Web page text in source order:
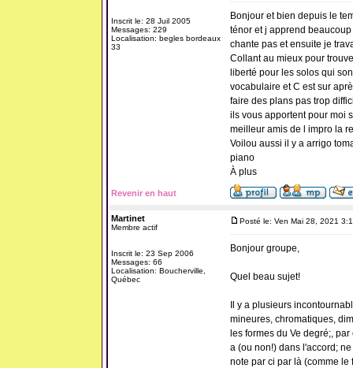
Inscrit le: 28 Juil 2005
Messages: 229
Localisation: begles bordeaux
33
Bonjour et bien depuis le
ténor et j apprend
chante pas et ensuite je
Collant au mieux pour
liberté pour les solos qui
vocabulaire et C est sur
faire des plans pas trop
ils vous apportent pour moi
meilleur amis de l impro la
Voilou aussi il y a arrigo
piano
À plus
Revenir en haut
Martinet
Membre actif
Inscrit le: 23 Sep 2006
Messages: 66
Localisation: Boucherville,
Québec
Posté le: Ven Mai 28, 2021
Bonjour groupe,
Quel beau sujet!
Il y a plusieurs
mineures, chromatiques,
les formes du Ve degré;,
a (ou non!) dans l'accord;
note par ci par là (comme